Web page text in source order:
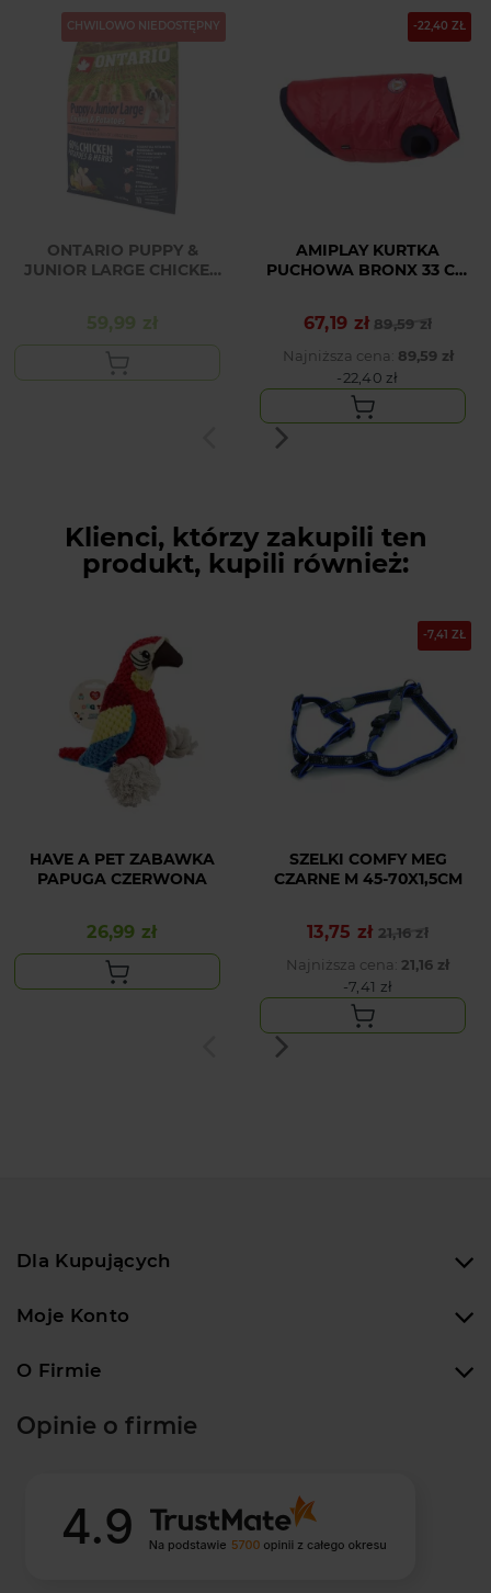
CHWILOWO NIEDOSTĘPNY
ONTARIO PUPPY &
JUNIOR LARGE CHICKEN
Cena
59,99 zł
-22,40 ZŁ
AMIPLAY KURTKA
PUCHOWA BRONX 33 CM
Cena podstawowa
89,59 zł
Cena
67,19 zł
Najniższa cena: 89,59 zł
-22,40 zł
Klienci, którzy zakupili ten
produkt, kupili również:
HAVE A PET ZABAWKA
PAPUGA CZERWONA
Cena
26,99 zł
-7,41 ZŁ
SZELKI COMFY MEG
CZARNE M 45-70X1,5CM
Cena podstawowa
21,16 zł
Cena
13,75 zł
Najniższa cena: 21,16 zł
-7,41 zł
Dla Kupujących
Moje Konto
O Firmie
Opinie o firmie